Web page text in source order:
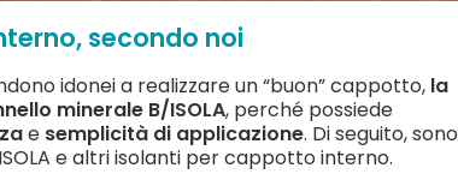
secondo noi
idonei a realizzare un “buon” cappotto, la
minerale B/ISOLA, perché possiede
e semplicità di applicazione. Di seguito, sono
e altri isolanti per cappotto interno.